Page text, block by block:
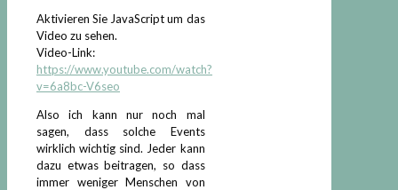
Aktivieren Sie JavaScript um das
Video zu sehen.
Video-Link:
https://www.youtube.com/watch?
v=6a8bc-V6seo
Also ich kann nur noch mal
sagen, dass solche Events
wirklich wichtig sind. Jeder kann
dazu etwas beitragen, so dass
immer weniger Menschen von